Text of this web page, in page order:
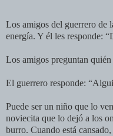
Los amigos del guerrero de
energía. Y él les responde:
Los amigos preguntan quién
El guerrero responde:
Puede ser un niño que lo
noviecita que lo dejó a los
burro. Cuando está